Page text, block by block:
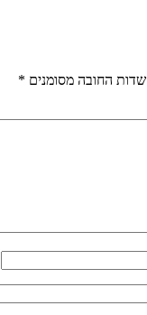
שדות החובה מסומנים *